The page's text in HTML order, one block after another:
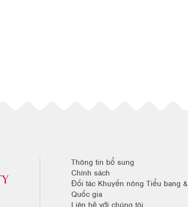
Thông tin bổ sung
Chính sách
Đối tác Khuyến nông Tiểu bang &
Quốc gia
Liên hệ với chúng tôi